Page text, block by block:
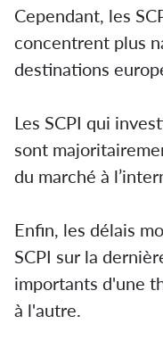
Cependant, les
concentrent plus
destinations
Les SCPI qui
sont
du marché à
Enfin, les délais
SCPI sur la
importants d'une
à l'autre.